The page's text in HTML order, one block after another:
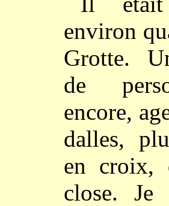
environ
Grotte.
de
encore,
dalles,
en croix,
close. Je